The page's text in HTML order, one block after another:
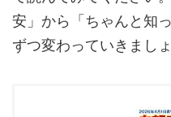
安」から「ちゃんと知
ずつ変わっていきましょ